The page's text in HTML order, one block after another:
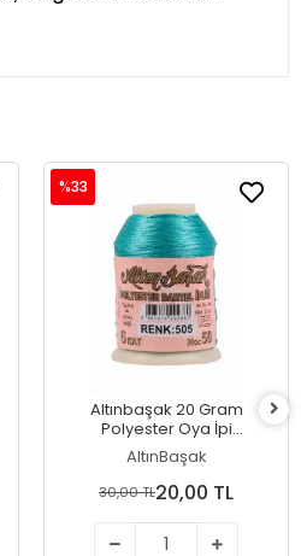
Altınbaşak 20 Gram
Polyester Oya İpi
(Renk:505)
AltınBaşak
%33
30,00 TL20,00 TL